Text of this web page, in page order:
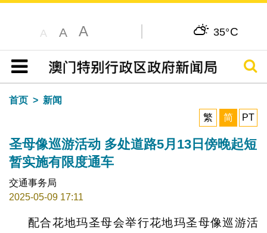
A A A 35°C
目录
搜寻
首页
新闻
繁
简 PT
圣母像巡游活动 多处道路5月13日傍晚起短
暂实施有限度通车
交通事务局
2025-05-09 17:11
配合花地玛圣母会举行花地玛圣母像巡游活